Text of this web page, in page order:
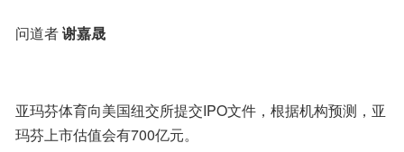
问道者 谢嘉晟
亚玛芬体育向美国纽交所提交IPO文件，根据机构预测，亚
玛芬上市估值会有700亿元。